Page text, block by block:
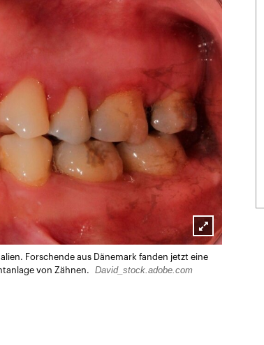
Lightbox
öffnen
Forschende aus Dänemark fanden jetzt eine
von Zähnen.
David_stock.adobe.com